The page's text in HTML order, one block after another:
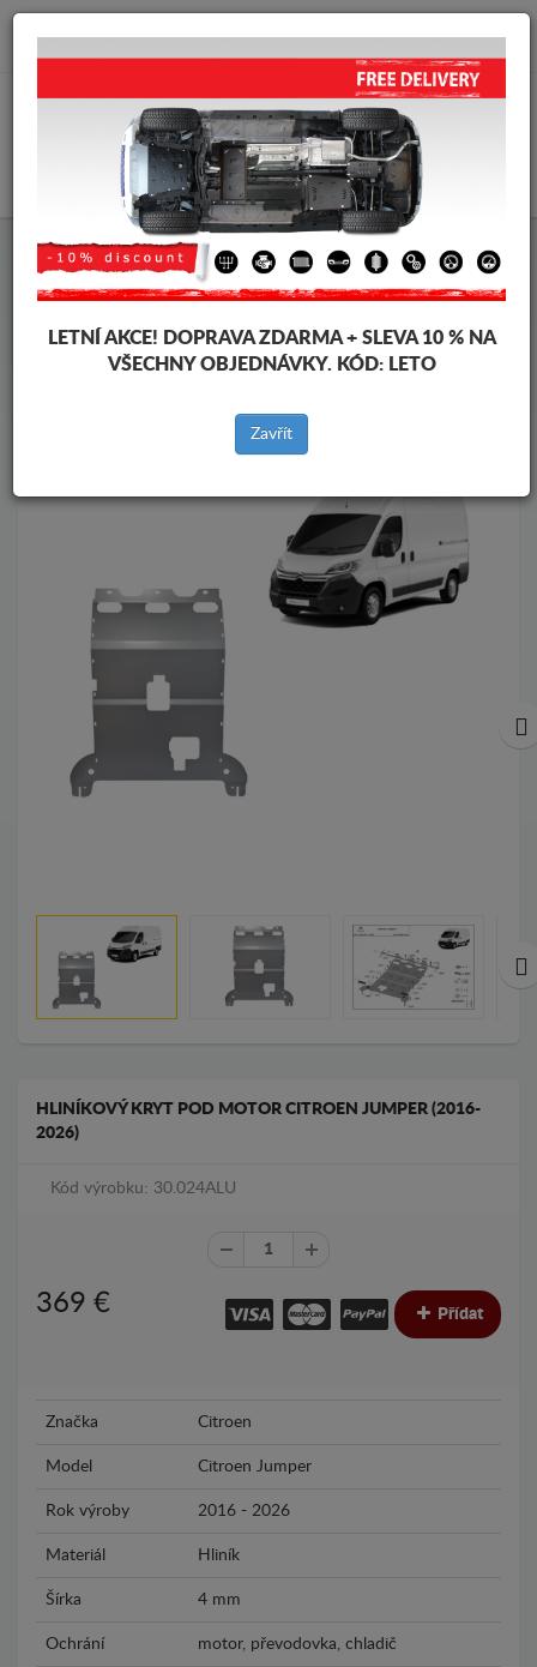
info@krytpodmotor.com
Kryt pod motor Citroen Kryt pod motor Citroen Jumper
vozidel
Značky vozidel
Zpět na produkty
HLINÍKOVÝ KRYT POD MOTOR CITROEN JUMPER (2016-
2026)
Kód výrobku: 30.024ALU
369 € Přídat
Značka Citroen
Model Citroen Jumper
Rok výroby 2016 - 2026
Materiál Hliník
Šírka 4 mm
Ochrání motor, převodovka, chladič
LETNÍ AKCE! DOPRAVA ZDARMA + SLEVA 10 % NA
VŠECHNY OBJEDNÁVKY. KÓD: LETO
Zavřít